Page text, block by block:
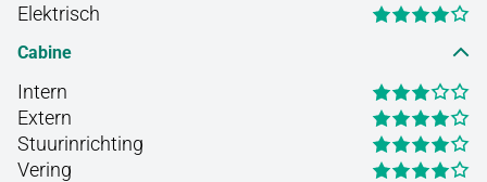
Elektrisch
Cabine
Intern
Extern
Stuurinrichting
Vering